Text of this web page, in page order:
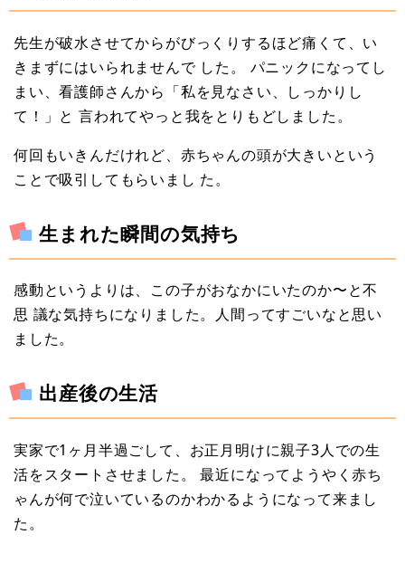
先生が破水させてからがびっくりするほど痛くて、い
きまずにはいられませんで した。 パニックになってし
まい、看護師さんから「私を見なさい、しっかりし
て！」と 言われてやっと我をとりもどしました。
何回もいきんだけれど、赤ちゃんの頭が大きいという
ことで吸引してもらいまし た。
生まれた瞬間の気持ち
感動というよりは、この子がおなかにいたのか〜と不
思 議な気持ちになりました。人間ってすごいなと思い
ました。
出産後の生活
実家で1ヶ月半過ごして、お正月明けに親子3人での生
活をスタートさせました。 最近になってようやく赤ち
ゃんが何で泣いているのかわかるようになって来まし
た。